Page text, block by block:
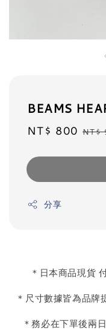
BEAMS
Sale
NT$ 800 NT$
分享
＊日本商品現貨
＊尺寸數據皆為品牌
＊務必在下單後兩